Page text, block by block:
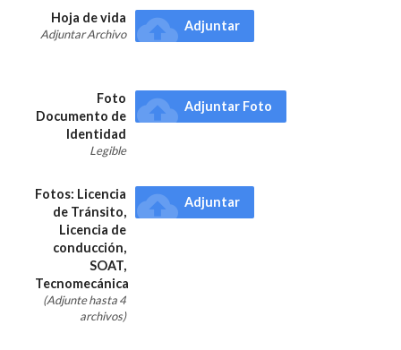
Hoja de vida
Adjuntar Archivo cloud_upload Adjuntar
Foto
Documento de
Identidad
Legible
cloud_upload Adjuntar Foto
Fotos: Licencia
de Tránsito,
Licencia de
conducción,
SOAT,
Tecnomecánica
(Adjunte hasta 4
archivos)
cloud_upload Adjuntar